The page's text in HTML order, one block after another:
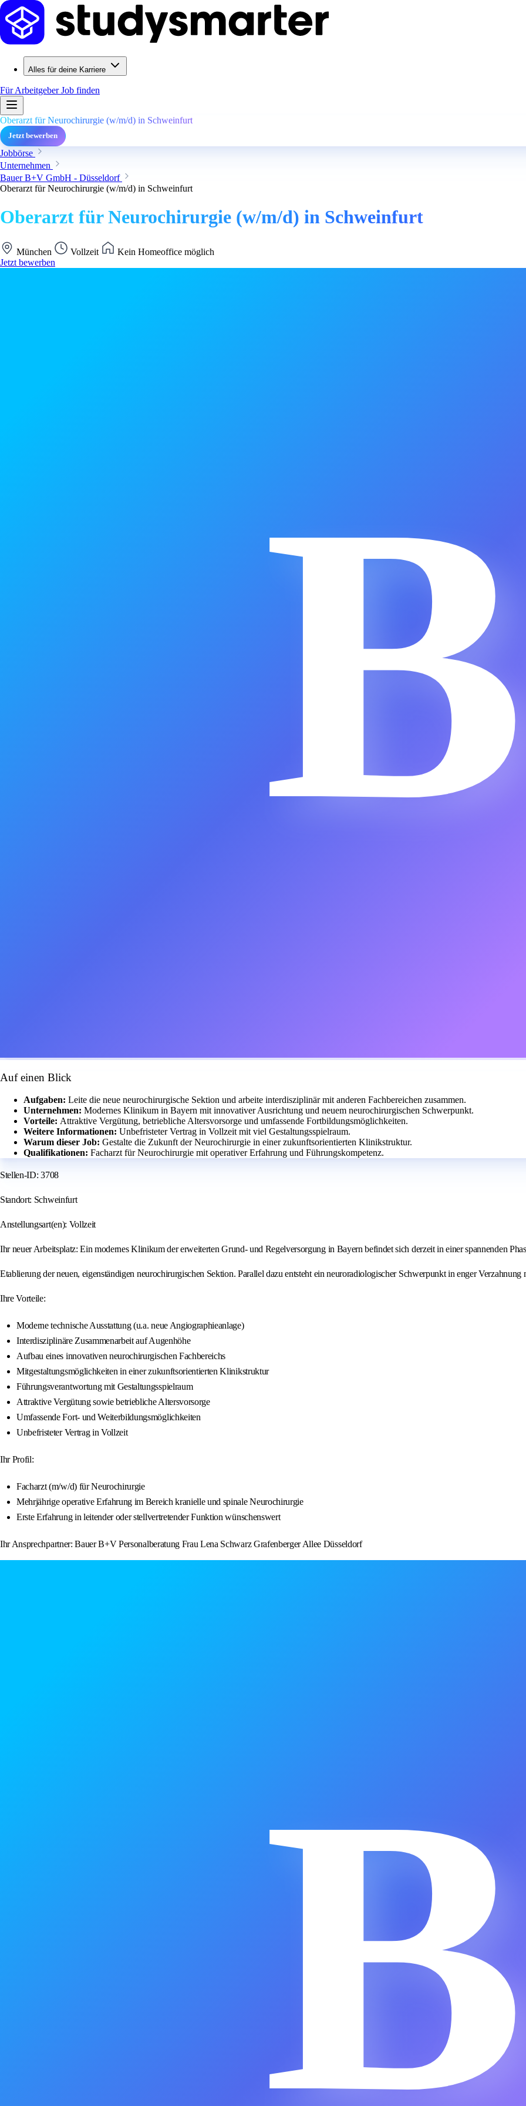
Alles für deine Karriere
Für ArbeitgeberJob finden
Oberarzt für Neurochirurgie (w/m/d) in Schweinfurt
Jetzt bewerben
Jobbörse
Unternehmen
Bauer B+V GmbH - Düsseldorf
Oberarzt für Neurochirurgie (w/m/d) in Schweinfurt
Oberarzt für Neurochirurgie (w/m/d) in Schweinfurt
München Vollzeit
Kein Homeoffice möglich
Jetzt bewerben
B
Auf einen Blick
Aufgaben: Leite die neue neurochirurgische Sektion und arbeite interdisziplinär mit anderen Fachbereichen zusammen.
Unternehmen: Modernes Klinikum in Bayern mit innovativer Ausrichtung und neuem neurochirurgischen Schwerpunkt.
Vorteile: Attraktive Vergütung, betriebliche Altersvorsorge und umfassende Fortbildungsmöglichkeiten.
Weitere Informationen: Unbefristeter Vertrag in Vollzeit mit viel Gestaltungsspielraum.
Warum dieser Job: Gestalte die Zukunft der Neurochirurgie in einer zukunftsorientierten Klinikstruktur.
Qualifikationen: Facharzt für Neurochirurgie mit operativer Erfahrung und Führungskompetenz.
Stellen-ID: 3708
Standort: Schweinfurt
Anstellungsart(en): Vollzeit
Ihr neuer Arbeitsplatz: Ein modernes Klinikum der erweiterten Grund- und Regelversorgung in Bayern befindet sich derzeit in einer spannenden
Etablierung der neuen, eigenständigen neurochirurgischen Sektion. Parallel dazu entsteht ein neuroradiologischer Schwerpunkt in enger
Ihre Vorteile:
Moderne technische Ausstattung (u.a. neue Angiographieanlage)
Interdisziplinäre Zusammenarbeit auf Augenhöhe
Aufbau eines innovativen neurochirurgischen Fachbereichs
Mitgestaltungsmöglichkeiten in einer zukunftsorientierten Klinikstruktur
Führungsverantwortung mit Gestaltungsspielraum
Attraktive Vergütung sowie betriebliche Altersvorsorge
Umfassende Fort- und Weiterbildungsmöglichkeiten
Unbefristeter Vertrag in Vollzeit
Ihr Profil:
Facharzt (m/w/d) für Neurochirurgie
Mehrjährige operative Erfahrung im Bereich kranielle und spinale Neurochirurgie
Erste Erfahrung in leitender oder stellvertretender Funktion wünschenswert
Ihr Ansprechpartner: Bauer B+V Personalberatung Frau Lena Schwarz Grafenberger Allee Düsseldorf
B